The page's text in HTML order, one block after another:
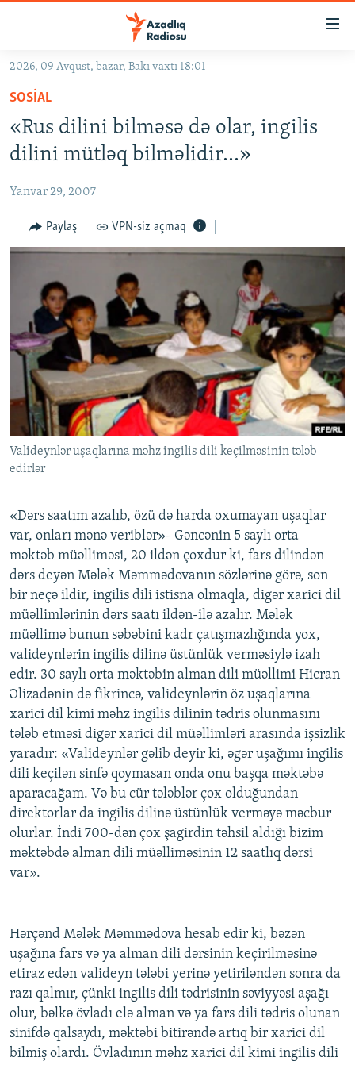
Əsas
qayıt
Əsas
naviqasiyaya
qayıt
GÜNDƏM
KORRUPSIOMETR
FƏRQƏ BAX
QANUNI DOĞRU
ARAŞDIRMA
MULTIMEDIA
VIDEO
FOTOQALEREYA
İNFOQRAFIKA
KARIKATURA
RADIO ARXIV
OXU ZALI
AZƏRBAYCAN ƏDƏBIYYATI KITABXANASI
İSLAM VƏ DEMOKRATIYA
İZ - MƏDƏNIYYƏT PROQRAMI
HAQQIMIZDA
MISSIYAMIZ
PEŞƏ ETIKASI VƏ JURNALISTIKA STANDARTLARIMIZ
MATERIALLARIMIZDAN ISTIFADƏ
AZADLIQRADIOSU MOBIL TELEFONUNUZDA
XƏBƏR BÜLLETENLƏRIMIZ
BIZI IZLƏ
RFE/RL-in bütün saytları
2026, 09 Avqust, bazar, Bakı vaxtı 18:01
SOSIAL
«Rus dilini bilməsə də olar, ingilis
dilini mütləq bilməlidir...»
Yanvar 29, 2007
Paylaş VPN-siz açmaq
Valideynlər uşaqlarına məhz ingilis dili keçilməsinin tələb
edirlər
«Dərs saatım azalıb, özü də harda oxumayan uşaqlar
var, onları mənə veriblər»- Gəncənin 5 saylı orta
məktəb müəlliməsi, 20 ildən çoxdur ki, fars dilindən
dərs deyən Mələk Məmmədovanın sözlərinə görə, son
bir neçə ildir, ingilis dili istisna olmaqla, digər xarici dil
müəllimlərinin dərs saatı ildən-ilə azalır. Mələk
müəllimə bunun səbəbini kadr çatışmazlığında yox,
valideynlərin ingilis dilinə üstünlük verməsiylə izah
edir. 30 saylı orta məktəbin alman dili müəllimi Hicran
Əlizadənin də fikrincə, valideynlərin öz uşaqlarına
xarici dil kimi məhz ingilis dilinin tədris olunmasını
tələb etməsi digər xarici dil müəllimləri arasında işsizlik
yaradır: «Valideynlər gəlib deyir ki, əgər uşağımı ingilis
dili keçilən sinfə qoymasan onda onu başqa məktəbə
aparacağam. Və bu cür tələblər çox olduğundan
direktorlar da ingilis dilinə üstünlük verməyə məcbur
olurlar. İndi 700-dən çox şagirdin təhsil aldığı bizim
məktəbdə alman dili müəlliməsinin 12 saatlıq dərsi
var».
Hərçənd Mələk Məmmədova hesab edir ki, bəzən
uşağına fars və ya alman dili dərsinin keçirilməsinə
etiraz edən valideyn tələbi yerinə yetiriləndən sonra da
razı qalmır, çünki ingilis dili tədrisinin səviyyəsi aşağı
olur, bəlkə övladı elə alman və ya fars dili tədris olunan
sinifdə qalsaydı, məktəbi bitirəndə artıq bir xarici dil
bilmiş olardı. Övladının məhz xarici dil kimi ingilis dili